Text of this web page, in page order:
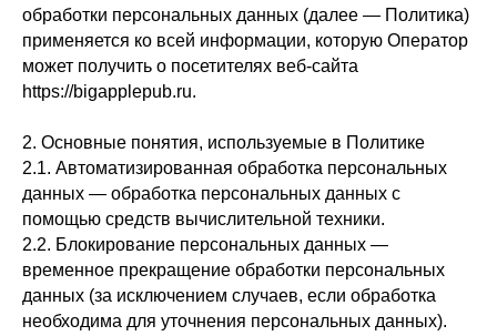
обработки персональных данных (далее — Политика)
применяется ко всей информации, которую Оператор
может получить о посетителях веб-сайта
https://bigapplepub.ru.
2. Основные понятия, используемые в Политике
2.1. Автоматизированная обработка персональных
данных — обработка персональных данных с
помощью средств вычислительной техники.
2.2. Блокирование персональных данных —
временное прекращение обработки персональных
данных (за исключением случаев, если обработка
необходима для уточнения персональных данных).